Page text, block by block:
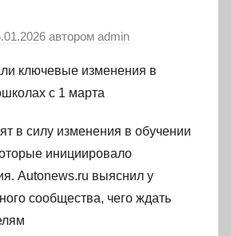
автором admin
ключевые изменения в
с 1 марта
в силу изменения в обучении
инициировало
Autonews.ru выяснил у
сообщества, чего ждать